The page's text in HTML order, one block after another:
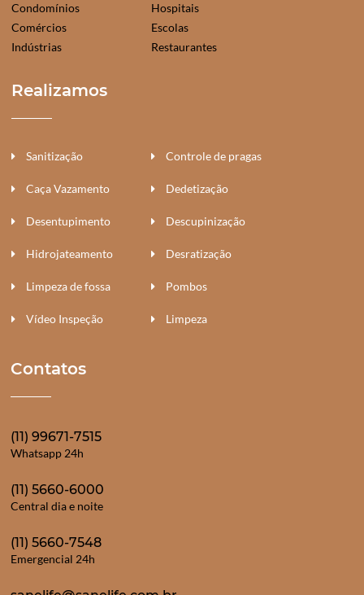
Condomínios
Comércios
Indústrias
Hospitais
Escolas
Restaurantes
Realizamos
Sanitização
Caça Vazamento
Desentupimento
Hidrojateamento
Limpeza de fossa
Vídeo Inspeção
Controle de pragas
Dedetização
Descupinização
Desratização
Pombos
Limpeza
Contatos
(11) 99671-7515
Whatsapp 24h
(11) 5660-6000
Central dia e noite
(11) 5660-7548
Emergencial 24h